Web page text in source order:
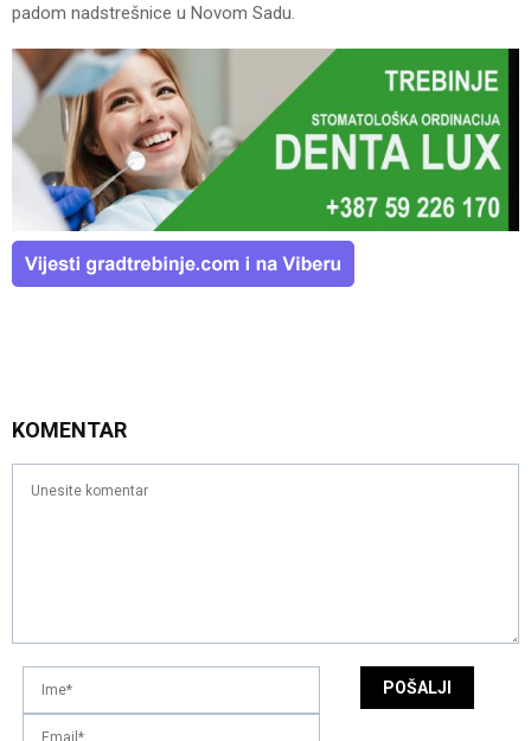
padom nadstrešnice u Novom Sadu.
KOMENTAR